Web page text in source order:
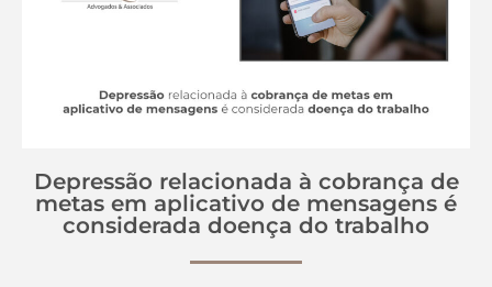
Depressão relacionada à cobrança de
metas em aplicativo de mensagens é
considerada doença do trabalho